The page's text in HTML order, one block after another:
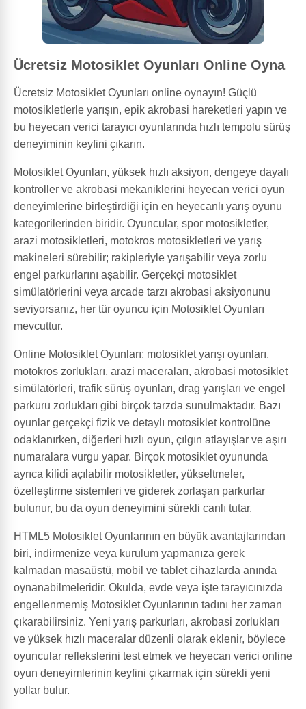
Ücretsiz Motosiklet Oyunları Online Oyna
Ücretsiz Motosiklet Oyunları online oynayın! Güçlü
motosikletlerle yarışın, epik akrobasi hareketleri yapın ve
bu heyecan verici tarayıcı oyunlarında hızlı tempolu sürüş
deneyiminin keyfini çıkarın.
Motosiklet Oyunları, yüksek hızlı aksiyon, dengeye dayalı
kontroller ve akrobasi mekaniklerini heyecan verici oyun
deneyimlerine birleştirdiği için en heyecanlı yarış oyunu
kategorilerinden biridir. Oyuncular, spor motosikletler,
arazi motosikletleri, motokros motosikletleri ve yarış
makineleri sürebilir; rakipleriyle yarışabilir veya zorlu
engel parkurlarını aşabilir. Gerçekçi motosiklet
simülatörlerini veya arcade tarzı akrobasi aksiyonunu
seviyorsanız, her tür oyuncu için Motosiklet Oyunları
mevcuttur.
Online Motosiklet Oyunları; motosiklet yarışı oyunları,
motokros zorlukları, arazi maceraları, akrobasi motosiklet
simülatörleri, trafik sürüş oyunları, drag yarışları ve engel
parkuru zorlukları gibi birçok tarzda sunulmaktadır. Bazı
oyunlar gerçekçi fizik ve detaylı motosiklet kontrolüne
odaklanırken, diğerleri hızlı oyun, çılgın atlayışlar ve aşırı
numaralara vurgu yapar. Birçok motosiklet oyununda
ayrıca kilidi açılabilir motosikletler, yükseltmeler,
özelleştirme sistemleri ve giderek zorlaşan parkurlar
bulunur, bu da oyun deneyimini sürekli canlı tutar.
HTML5 Motosiklet Oyunlarının en büyük avantajlarından
biri, indirmenize veya kurulum yapmanıza gerek
kalmadan masaüstü, mobil ve tablet cihazlarda anında
oynanabilmeleridir. Okulda, evde veya işte tarayıcınızda
engellenmemiş Motosiklet Oyunlarının tadını her zaman
çıkarabilirsiniz. Yeni yarış parkurları, akrobasi zorlukları
ve yüksek hızlı maceralar düzenli olarak eklenir, böylece
oyuncular reflekslerini test etmek ve heyecan verici online
oyun deneyimlerinin keyfini çıkarmak için sürekli yeni
yollar bulur.